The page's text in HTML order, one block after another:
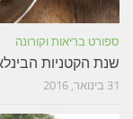
ספורט בריאות וקורונה
שנת הקטניות
31 בינואר, 2016